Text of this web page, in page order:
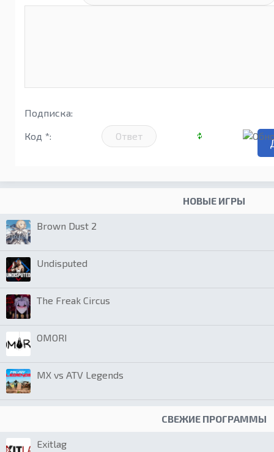
Подписка:
Код *:
НОВЫЕ ИГРЫ
Brown Dust 2
Undisputed
The Freak Circus
OMORI
MX vs ATV Legends
СВЕЖИЕ ПРОГРАММЫ
Exitlag